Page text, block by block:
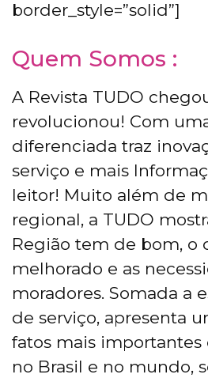
border_style=”solid”]
Quem Somos :
A Revista TUDO
revolucionou! Com
diferenciada traz
serviço e mais
leitor! Muito além de
regional, a TUDO
Região tem de bom, o
melhorado e as
moradores. Somada a
de serviço, apresenta
fatos mais
no Brasil e no mundo,